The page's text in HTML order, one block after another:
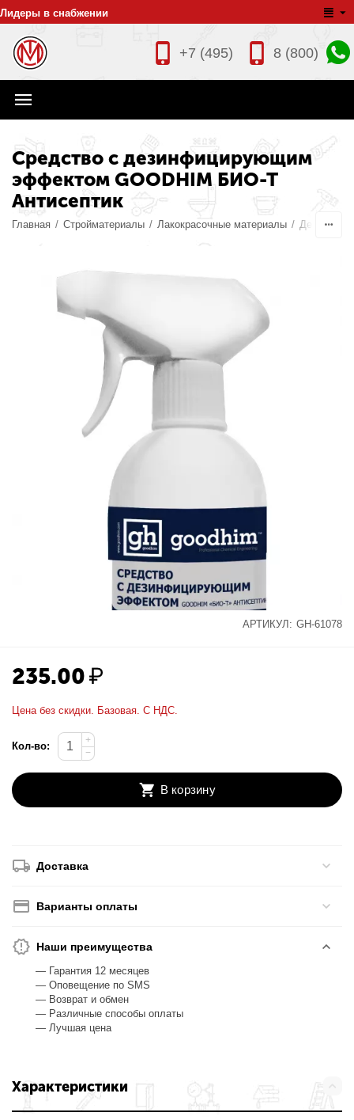
Лидеры в снабжении
8 (800)
+7 (495)
Средство с дезинфицирующим
эффектом GOODHIM БИО-Т
Антисептик
Главная / Стройматериалы / Лакокрасочные материалы /
АРТИКУЛ: GH-61078
235.00₽
Цена без скидки. Базовая. С НДС.
Кол-во:
+
−
В корзину
Доставка
Варианты оплаты
Наши преимущества
— Гарантия 12 месяцев
— Оповещение по SMS
— Возврат и обмен
— Различные способы оплаты
— Лучшая цена
Характеристики